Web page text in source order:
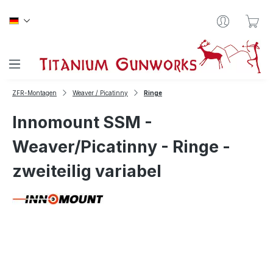
ZFR-Montagen Weaver / Picatinny Ringe
Innomount SSM -
Weaver/Picatinny - Ringe -
zweiteilig variabel